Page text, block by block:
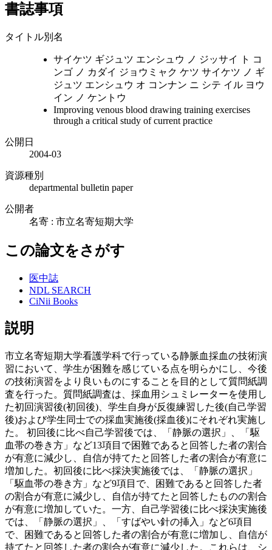
書誌事項
タイトル別名
サイケツ ギジュツ エンシュウ ノ ジッサイ ト コ
ンゴ ノ カダイ ジョウミャク ケツ サイケツ ノ ギ
ジュツ エンシュウ オ コンナン ニ シテ イル ヨウ
イン ノ ケントウ
Improving venous blood drawing training exercises
through a critical study of current practice
公開日
2004-03
資源種別
departmental bulletin paper
公開者
名寄 : 市立名寄短期大学
この論文をさがす
医中誌
NDL SEARCH
CiNii Books
説明
市立名寄短期大学看護学科で行っている静脈血採血の技術演
習において、学生が困難を感じている点を明らかにし、今後
の技術演習をより良いものにすることを目的として質問紙調
査を行った。質問紙調査は、採血用シュミレーターを使用し
た初回演習後(初回後)、学生自身が反復練習した後(自己学習
後)および学生同士での採血実施後(採血後)にそれぞれ実施し
た。 初回後に比べ自己学習後では、「静脈の選択」、「駆
血帯の巻き方」など13項目で困難であると回答した者の割合
が有意に減少し、自信が持てたと回答した者の割合が有意に
増加した。初回後に比べ採決実施後では、「静脈の選択」
「駆血帯の巻き方」など9項目で、困難であると回答した者
の割合が有意に減少し、自信が持てたと回答したものの割合
が有意に増加していた。一方、自己学習後に比べ採決実施後
では、「静脈の選択」、「すばやい針の挿入」など6項目
で、困難であると回答した者の割合が有意に増加し、自信が
持てたと回答した者の割合が有意に減少した。これらは、シ